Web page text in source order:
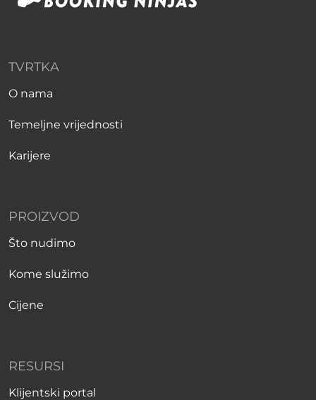
TVRTKA
O nama
Temeljne vrijednosti
Karijere
PROIZVOD
Što nudimo
Kome služimo
Cijene
RESURSI
Klijentski portal